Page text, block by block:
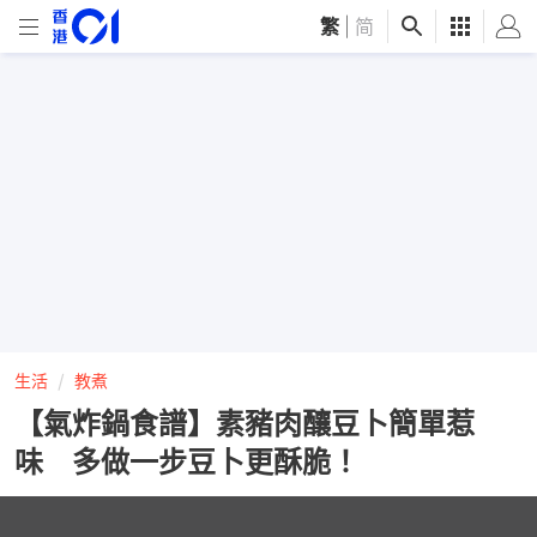
繁 简
生活 教煮
【氣炸鍋食譜】素豬肉釀豆卜簡單惹
味 多做一步豆卜更酥脆！